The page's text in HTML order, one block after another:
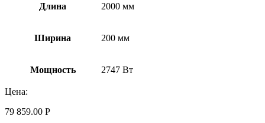
Длина 2000 мм
Ширина 200 мм
Мощность 2747 Вт
Цена:
79 859.00 Р